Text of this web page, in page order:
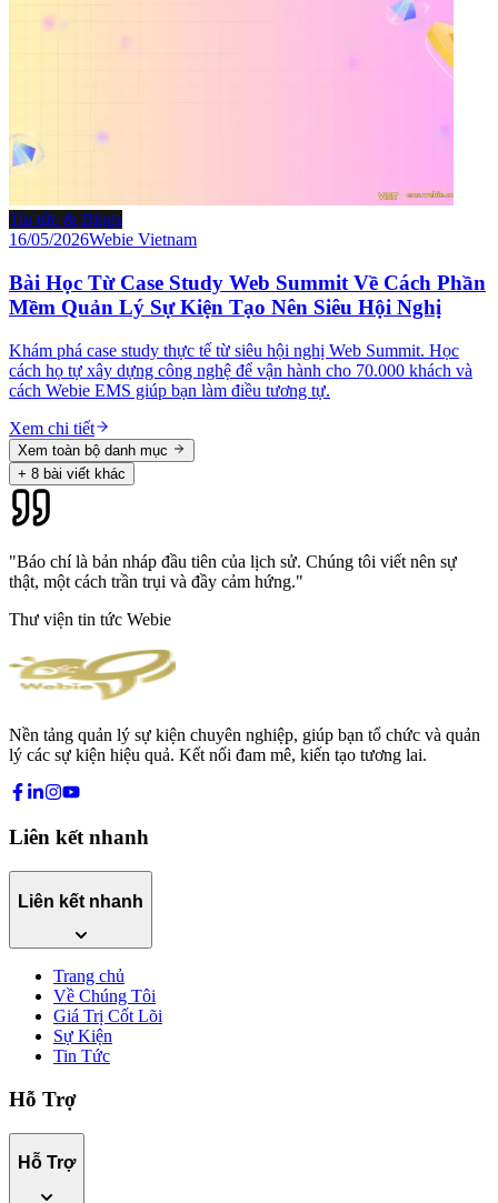
Tin tức & Blogs
16/05/2026Webie Vietnam
Bài Học Từ Case Study Web Summit Về Cách Phần
Mềm Quản Lý Sự Kiện Tạo Nên Siêu Hội Nghị
Khám phá case study thực tế từ siêu hội nghị Web Summit. Học
cách họ tự xây dựng công nghệ để vận hành cho 70.000 khách và
cách Webie EMS giúp bạn làm điều tương tự.
Xem chi tiết
Xem toàn bộ danh mục
+ 8 bài viết khác
"Báo chí là bản nháp đầu tiên của lịch sử. Chúng tôi viết nên sự
thật, một cách trần trụi và đầy cảm hứng."
Thư viện tin tức Webie
Nền tảng quản lý sự kiện chuyên nghiệp, giúp bạn tổ chức và quản
lý các sự kiện hiệu quả. Kết nối đam mê, kiến tạo tương lai.
Liên kết nhanh
Liên kết nhanh
Trang chủ
Về Chúng Tôi
Giá Trị Cốt Lõi
Sự Kiện
Tin Tức
Hỗ Trợ
Hỗ Trợ